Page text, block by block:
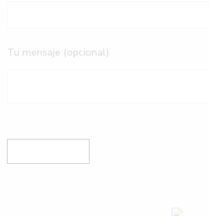
Tu mensaje (opcional)